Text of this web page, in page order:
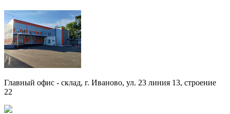
Главный офис - склад, г. Иваново, ул. 23 линия 13, строение
22